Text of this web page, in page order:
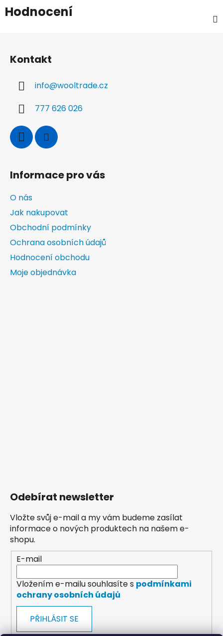
Hodnocení
Kontakt
info@wooltrade.cz
777 626 026
Informace pro vás
O nás
Jak nakupovat
Obchodní podmínky
Ochrana osobních údajů
Hodnocení obchodu
Moje objednávka
Odebírat newsletter
Vložte svůj e-mail a my vám budeme zasílat
informace o nových produktech na našem e-
shopu.
E-mail
Vložením e-mailu souhlasíte s podmínkami
ochrany osobních údajů
PŘIHLÁSIT SE